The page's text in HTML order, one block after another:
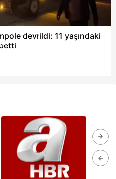
devrildi: 11 yaşındaki